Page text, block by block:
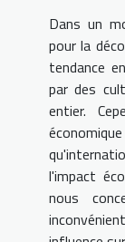
Dans un
pour la
tendance
par des
entier.
l'impact
nous